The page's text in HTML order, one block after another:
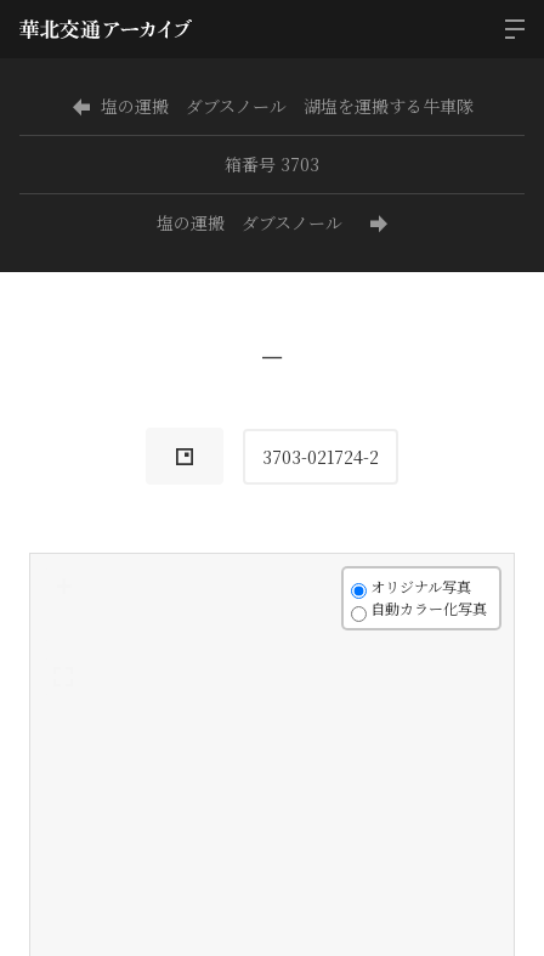
塩の運搬 ダブスノール 湖塩を運搬する牛車隊
箱番号 3703
塩の運搬 ダブスノール
−
3703-021724-2
オリジナル写真
自動カラー化写真